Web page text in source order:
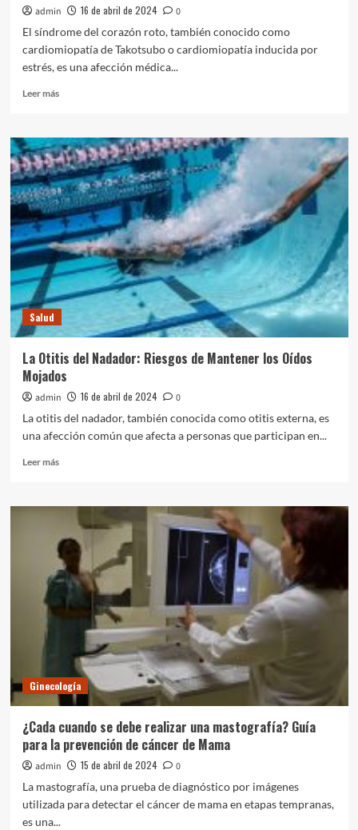
admin 16 de abril de 2024
0
El síndrome del corazón roto, también conocido como
cardiomiopatía de Takotsubo o cardiomiopatía inducida por
estrés, es una afección médica...
Leer másLeer
Comprendiendo
el
Síndrome
del
Corazón
Roto:
Más
Allá
de
un
Desengaño
Amoroso
Salud
La Otitis del Nadador: Riesgos de Mantener los Oídos
Mojados
admin 16 de abril de 2024
0
La otitis del nadador, también conocida como otitis externa, es
una afección común que afecta a personas que participan en...
Leer másLeer
La
del
Nadador:
Riesgos
de
Mantener
Ginecología
¿Cada cuando se debe realizar una mastografía? Guía
para la prevención de cáncer de Mama
admin 15 de abril de 2024
0
La mastografía, una prueba de diagnóstico por imágenes
utilizada para detectar el cáncer de mama en etapas tempranas,
es una...